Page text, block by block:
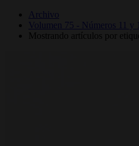
Archivo
Volumen 75 - Números 11
Mostrando artículos por